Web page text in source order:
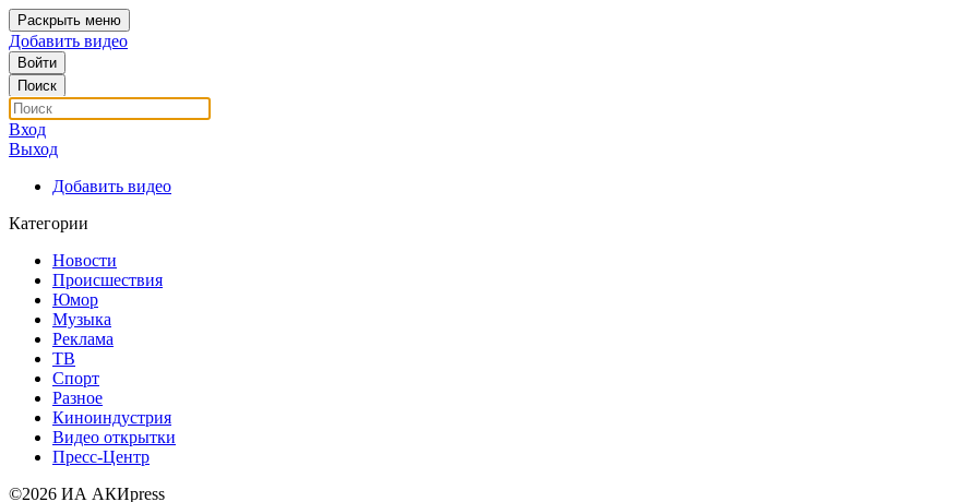
Раскрыть меню
Добавить видео
Войти
Поиск
Вход
Выход
Добавить видео
Категории
Новости
Происшествия
Юмор
Музыка
Реклама
ТВ
Спорт
Разное
Киноиндустрия
Видео открытки
Пресс-Центр
©2026 ИА АКИpress